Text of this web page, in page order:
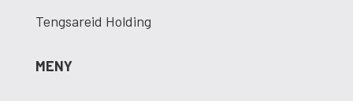
Tengsareid Holding
MENY